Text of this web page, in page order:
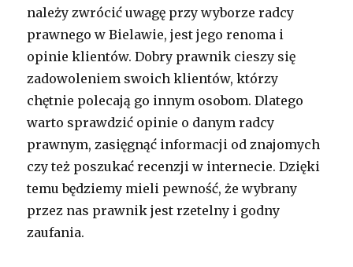
należy zwrócić uwagę przy wyborze radcy
prawnego w Bielawie, jest jego renoma i
opinie klientów. Dobry prawnik cieszy się
zadowoleniem swoich klientów, którzy
chętnie polecają go innym osobom. Dlatego
warto sprawdzić opinie o danym radcy
prawnym, zasięgnąć informacji od znajomych
czy też poszukać recenzji w internecie. Dzięki
temu będziemy mieli pewność, że wybrany
przez nas prawnik jest rzetelny i godny
zaufania.